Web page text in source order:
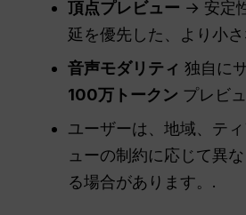
頂点プレビュー → 安定
延を優先した、より小
音声モダリティ 独自に
100万トークン プレビ
ユーザーは、地域、テ
ューの制約に応じて異
る場合があります。.